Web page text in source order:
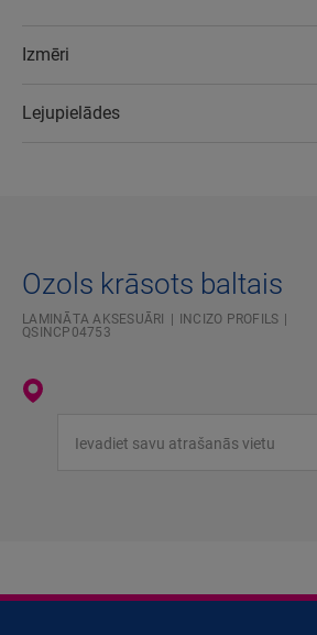
Izmēri
Lejupielādes
Ozols krāsots baltais
LAMINĀTA AKSESUĀRI
INCIZO PROFILS
QSINCP04753